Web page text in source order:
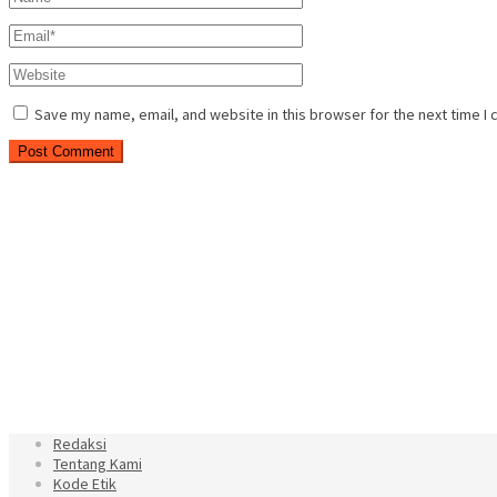
Save my name, email, and website in this browser for the next time I
Redaksi
Tentang Kami
Kode Etik